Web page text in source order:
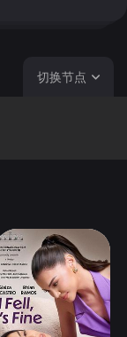
乐，殊不知他们
切换节点